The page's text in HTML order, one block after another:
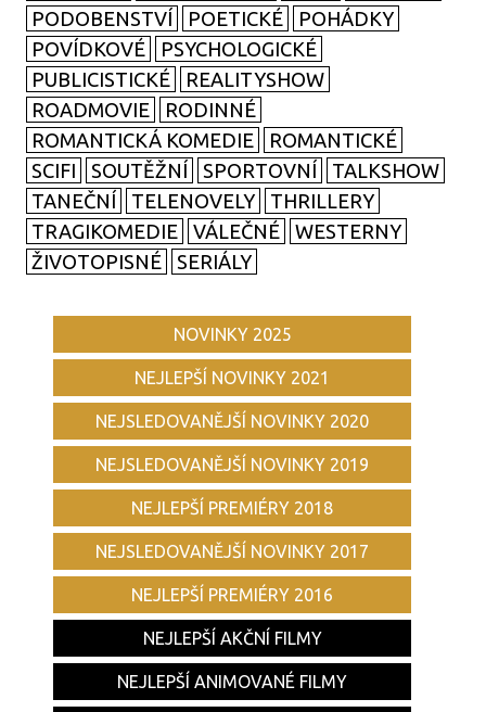
PODOBENSTVÍ
POETICKÉ
POHÁDKY
POVÍDKOVÉ
PSYCHOLOGICKÉ
PUBLICISTICKÉ
REALITYSHOW
ROADMOVIE
RODINNÉ
ROMANTICKÁ KOMEDIE
ROMANTICKÉ
SCIFI
SOUTĚŽNÍ SPORTOVNÍ
TALKSHOW
TANEČNÍ
TELENOVELY
THRILLERY
TRAGIKOMEDIE
VÁLEČNÉ
WESTERNY
ŽIVOTOPISNÉ
SERIÁLY
NOVINKY 2025
NEJLEPŠÍ NOVINKY 2021
NEJSLEDOVANĚJŠÍ NOVINKY 2020
NEJSLEDOVANĚJŠÍ NOVINKY 2019
NEJLEPŠÍ PREMIÉRY 2018
NEJSLEDOVANĚJŠÍ NOVINKY 2017
NEJLEPŠÍ PREMIÉRY 2016
NEJLEPŠÍ AKČNÍ FILMY
NEJLEPŠÍ ANIMOVANÉ FILMY